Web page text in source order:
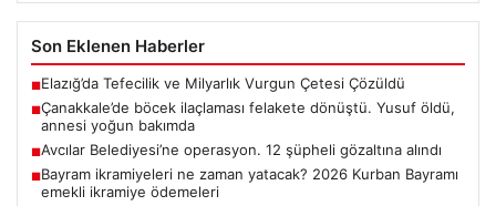
Son Eklenen Haberler
■Elazığ’da Tefecilik ve Milyarlık Vurgun Çetesi Çözüldü
■Çanakkale’de böcek ilaçlaması felakete dönüştü. Yusuf öldü,
annesi yoğun bakımda
■Avcılar Belediyesi’ne operasyon. 12 şüpheli gözaltına alındı
■Bayram ikramiyeleri ne zaman yatacak? 2026 Kurban Bayramı
emekli ikramiye ödemeleri